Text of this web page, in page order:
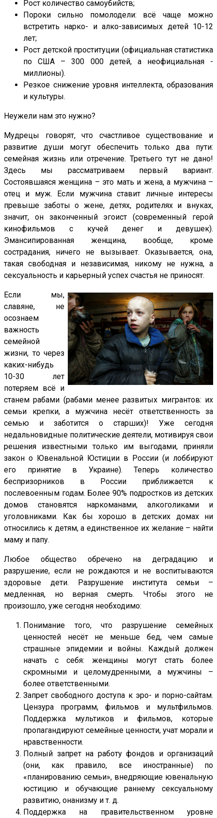
Рост количество самоубийств;
Пороки сильно помолодели: всё чаще можно
встретить нарко- и алко-зависимых детей 10-12
лет;
Рост детской проституции (официальная статистика
по США – 300 000 детей, а неофициальная -
миллионы).
Резкое снижение уровня интеллекта, образования
и культуры.
Неужели нам это нужно?
Мудрецы говорят, что счастливое существование и
развитие души могут обеспечить только два пути:
семейная жизнь или отречение. Третьего тут не дано!
Здесь мы рассматриваем первый вариант.
Состоявшаяся женщина – это мать и жена, а мужчина –
отец и муж. Если мужчина ставит личные интересы
превыше заботы о жене, детях, родителях и внуках,
значит, он законченный эгоист (современный герой
кинофильмов с кучей денег и девушек).
Эмансипированная женщина, вообще, кроме
сострадания, ничего не вызывает. Оказывается, она,
такая свободная и независимая, никому не нужна, а
сексуальность и карьерный успех счастья не приносят.
Если мы,
славяне, не
осознаем
важность
семейной
жизни, то через
каких-нибудь
10-30 лет
потеряем всё и
станем рабами (рабами менее развитых мигрантов: их
семьи крепки, а мужчина несёт ответственность за
семью и заботится о старших)! Уже сегодня
недальновидные политические деятели, мотивируя свои
решения известными только им выгодами, приняли
закон о Ювенальной Юстиции в России (и лоббируют
его принятие в Украине). Теперь количество
беспризорников в России приближается к
послевоенным годам. Более 90% подростков из детских
домов становятся наркоманами, алкоголиками и
уголовниками. Как бы хорошо в детских домах ни
относились к детям, а единственное их желание – найти
маму и папу.
Любое общество обречено на деградацию и
разрушение, если не рождаются и не воспитываются
здоровые дети. Разрушение института семьи –
медленная, но верная смерть. Чтобы этого не
произошло, уже сегодня необходимо:
Понимание того, что разрушение семейных
ценностей несёт не меньше бед, чем самые
страшные эпидемии и войны. Каждый должен
начать с себя: женщины могут стать более
скромными и целомудренными, а мужчины –
более ответственными.
Запрет свободного доступа к эро- и порно-сайтам.
Цензура программ, фильмов и мультфильмов.
Поддержка мультиков и фильмов, которые
пропагандируют семейные ценности, учат морали и
нравственности.
Полный запрет на работу фондов и организаций
(они, как правило, все иностранные) по
«планированию семьи», внедряющие ювенальную
юстицию и обучающие раннему сексуальному
развитию, онанизму и т. д.
Поддержка на правительственном уровне